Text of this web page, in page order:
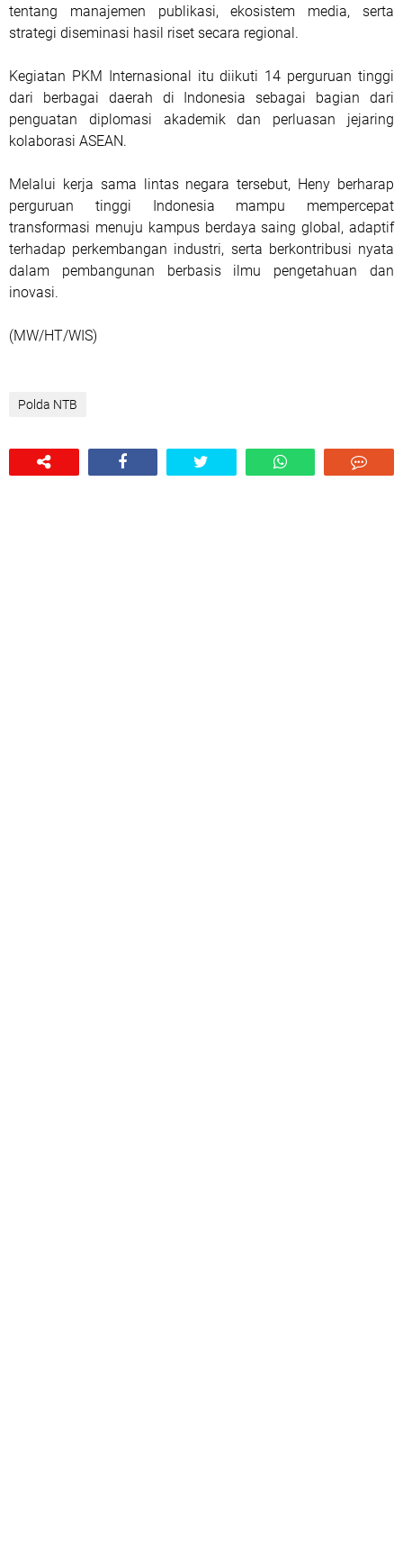
tentang manajemen publikasi, ekosistem media, serta
strategi diseminasi hasil riset secara regional.
Kegiatan PKM Internasional itu diikuti 14 perguruan tinggi
dari berbagai daerah di Indonesia sebagai bagian dari
penguatan diplomasi akademik dan perluasan jejaring
kolaborasi ASEAN.
Melalui kerja sama lintas negara tersebut, Heny berharap
perguruan tinggi Indonesia mampu mempercepat
transformasi menuju kampus berdaya saing global, adaptif
terhadap perkembangan industri, serta berkontribusi nyata
dalam pembangunan berbasis ilmu pengetahuan dan
inovasi.
(MW/HT/WIS)
Polda NTB